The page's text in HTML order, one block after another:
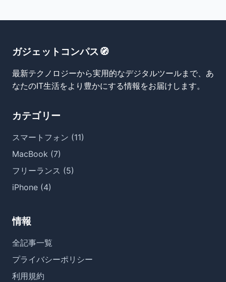
ガジェットコンパス🧭
最新テクノロジーから実用的なデジタルツールまで、あ
なたのIT生活をより豊かにする情報をお届けします。
カテゴリー
スマートフォン (11)
MacBook (7)
フリーランス (5)
iPhone (4)
情報
全記事一覧
プライバシーポリシー
利用規約